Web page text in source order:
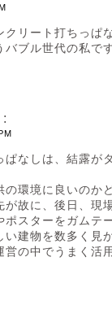
クリート打ちっぱ
バブル世代の私で
:
ぱなしは、結露が
環境に良いのか
が故に、後日、現
ポスターをガムテ
建物を数多く見
営の中でうまく活